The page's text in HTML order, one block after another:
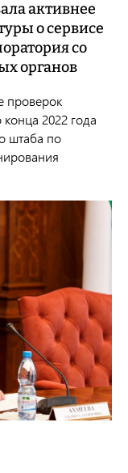
активнее
о сервисе
со
органов
проверок
2022 года
штаба по